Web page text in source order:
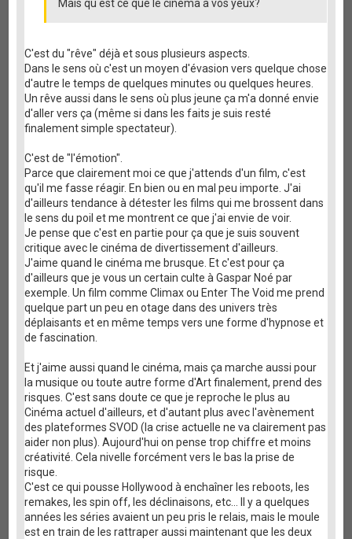
Mais qu est ce que le cinéma a vos yeux?
C'est du "rêve" déjà et sous plusieurs aspects.
Dans le sens où c'est un moyen d'évasion vers quelque chose
d'autre le temps de quelques minutes ou quelques heures.
Un rêve aussi dans le sens où plus jeune ça m'a donné envie
d'aller vers ça (même si dans les faits je suis resté
finalement simple spectateur).
C'est de "l'émotion".
Parce que clairement moi ce que j'attends d'un film, c'est
qu'il me fasse réagir. En bien ou en mal peu importe. J'ai
d'ailleurs tendance à détester les films qui me brossent dans
le sens du poil et me montrent ce que j'ai envie de voir.
Je pense que c'est en partie pour ça que je suis souvent
critique avec le cinéma de divertissement d'ailleurs.
J'aime quand le cinéma me brusque. Et c'est pour ça
d'ailleurs que je vous un certain culte à Gaspar Noé par
exemple. Un film comme Climax ou Enter The Void me prend
quelque part un peu en otage dans des univers très
déplaisants et en même temps vers une forme d'hypnose et
de fascination.
Et j'aime aussi quand le cinéma, mais ça marche aussi pour
la musique ou toute autre forme d'Art finalement, prend des
risques. C'est sans doute ce que je reproche le plus au
Cinéma actuel d'ailleurs, et d'autant plus avec l'avènement
des plateformes SVOD (la crise actuelle ne va clairement pas
aider non plus). Aujourd'hui on pense trop chiffre et moins
créativité. Cela nivelle forcément vers le bas la prise de
risque.
C'est ce qui pousse Hollywood à enchaîner les reboots, les
remakes, les spin off, les déclinaisons, etc... Il y a quelques
années les séries avaient un peu pris le relais, mais le moule
est en train de les rattraper aussi maintenant que les deux